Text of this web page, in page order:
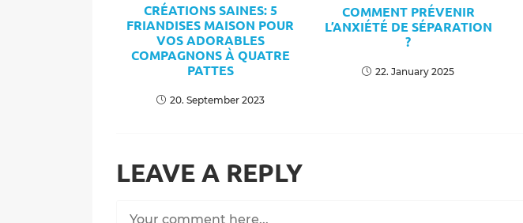
CRÉATIONS SAINES: 5
FRIANDISES MAISON POUR
VOS ADORABLES
COMPAGNONS À QUATRE
PATTES
20. September 2023
COMMENT PRÉVENIR
L’ANXIÉTÉ DE SÉPARATION
?
22. January 2025
LEAVE A REPLY